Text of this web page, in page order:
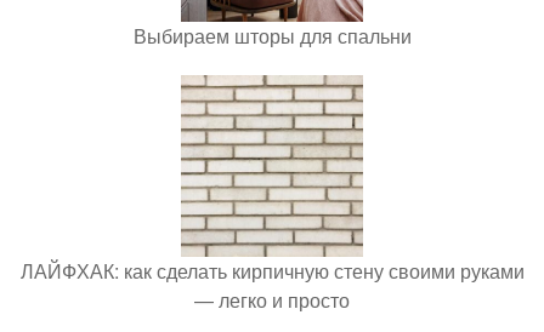
Выбираем шторы для спальни
ЛАЙФХАК: как сделать кирпичную стену своими руками
— легко и просто